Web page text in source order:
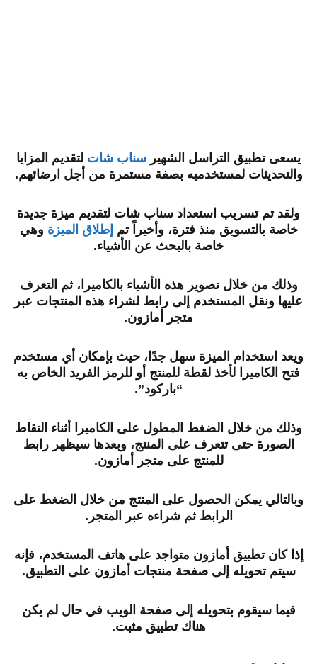
يسعى تطبيق التراسل الشهير سناب شات لتقديم المزايا
والتحديثات لمستخدميه بصفة مستمرة من أجل ارضائهم.
ولقد تم تسريب استعداد سناب شات لتقديم ميزة جديدة
خاصة بالتسويق منذ فترة، وأخيراً تم إطلاق الميزة وهي
خاصة بالبحث عن الأشياء.
وذلك من خلال تصوير هذه الأشياء بالكاميرا، ثم التعرف
عليها ونقل المستخدم إلى رابط لشراء هذه المنتجات عبر
متجر أمازون.
ويعد استخدام الميزة سهل جدًا، حيث بإمكان أي مستخدم
فتح الكاميرا لأخذ لقطة للمنتج أو للرمز الفريد الخاص به
“باركود”.
وذلك من خلال الضغط المطول على الكاميرا أثناء التقاط
الصورة حتى تتعرف على المنتج، وبعدها سيظهر رابط
للمنتج على متجر أمازون.
وبالتالي يمكن الحصول على المنتج من خلال الضغط على
الرابط ثم شراءه عبر المتجر.
إذا كان تطبيق أمازون متواجد على هاتف المستخدم، فإنه
سيتم تحويله إلى صفحة منتجات أمازون على التطبيق.
فيما سيقوم بتحويله إلى صفحة الويب في حال لم يكن
هناك تطبيق مثبت.